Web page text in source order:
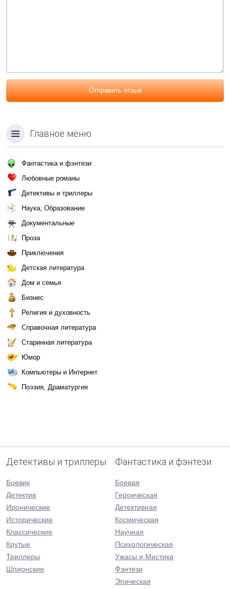
Отправить отзыв
Главное меню
Фантастика и фэнтези
Любовные романы
Детективы и триллеры
Наука, Образование
Документальные
Проза
Приключения
Детская литература
Дом и семья
Бизнес
Религия и духовность
Справочная литература
Старинная литература
Юмор
Компьютеры и Интернет
Поэзия, Драматургия
Детективы и триллеры
Боевик
Детектив
Иронические
Исторические
Классические
Крутые
Триллеры
Шпионские
Фантастика и фэнтези
Боевая
Героическая
Детективная
Космическая
Научная
Психологическая
Ужасы и Мистика
Фэнтези
Эпическая